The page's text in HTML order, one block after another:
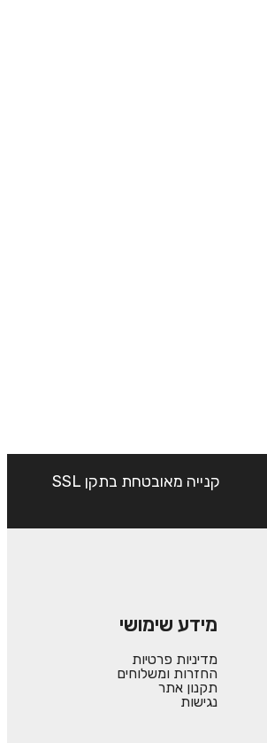
קנייה מאובטחת בתקן SSL
מידע שימושי
מדיניות פרטיות
החזרות ומשלוחים
תקנון אתר
נגישות